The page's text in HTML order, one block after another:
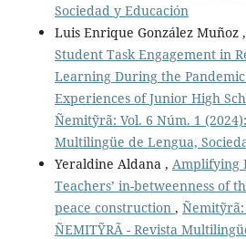
Sociedad y Educación
Luis Enrique González Muñoz
Student Task Engagement in
Learning During the
Experiences of Junior High
Ñemitỹrã: Vol. 6 Núm. 1
Multilingüe de Lengua,
Yeraldine Aldana , Amplifying
Teachers’ in-betweenness of
peace construction , Ñemitỹrã:
ÑEMITỸRÃ - Revista